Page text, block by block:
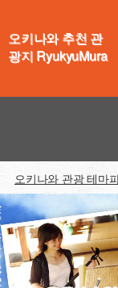
오키나와 추천 관
광지 RyukyuMura
오키나와 관광 테마